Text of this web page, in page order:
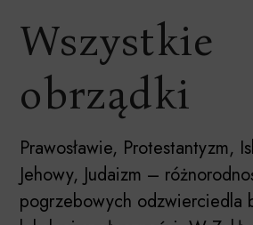
Wszystkie
obrządki
Prawosławie, Protestantyzm,
Jehowy, Judaizm –
pogrzebowych odzwierciedla